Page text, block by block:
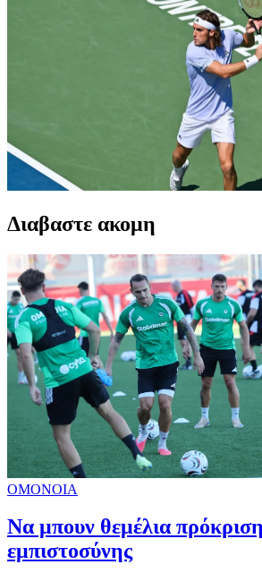
Διαβαστε ακομη
ΟΜΟΝΟΙΑ
Να μπουν θεμέλια
εμπιστοσύνης